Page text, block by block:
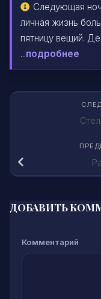
Следующая
личная жизнь
пятницу вещий.
...подробнее
ДОБАВИТЬ
Комментарий